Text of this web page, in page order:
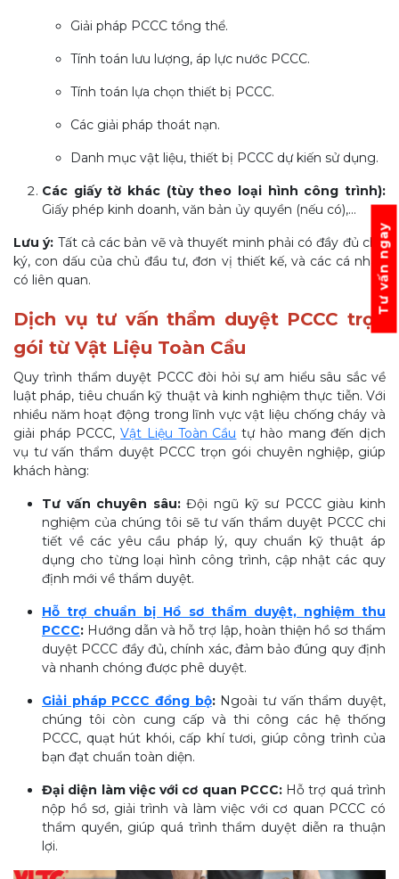
Giải pháp PCCC tổng thể.
Tính toán lưu lượng, áp lực nước PCCC.
Tính toán lựa chọn thiết bị PCCC.
Các giải pháp thoát nạn.
Danh mục vật liệu, thiết bị PCCC dự kiến sử dụng.
Các giấy tờ khác (tùy theo loại hình công trình):
Giấy phép kinh doanh, văn bản ủy quyền (nếu có),...
Lưu ý: Tất cả các bản vẽ và thuyết minh phải có đầy đủ chữ
ký, con dấu của chủ đầu tư, đơn vị thiết kế, và các cá nhân
có liên quan.
Dịch vụ tư vấn thẩm duyệt PCCC trọn
gói từ Vật Liệu Toàn Cầu
Quy trình thẩm duyệt PCCC đòi hỏi sự am hiểu sâu sắc về
luật pháp, tiêu chuẩn kỹ thuật và kinh nghiệm thực tiễn. Với
nhiều năm hoạt động trong lĩnh vực vật liệu chống cháy và
giải pháp PCCC,Vật Liệu Toàn Cầu tự hào mang đến dịch
vụ tư vấn thẩm duyệt PCCC trọn gói chuyên nghiệp, giúp
khách hàng:
Tư vấn chuyên sâu:Đội ngũ kỹ sư PCCC giàu kinh
nghiệm của chúng tôi sẽ tư vấn thẩm duyệt PCCC chi
tiết về các yêu cầu pháp lý, quy chuẩn kỹ thuật áp
dụng cho từng loại hình công trình, cập nhật các quy
định mới về thẩm duyệt.
Hỗ trợ chuẩn bị Hồ sơ thẩm duyệt, nghiệm thu
PCCC: Hướng dẫn và hỗ trợ lập, hoàn thiện hồ sơ thẩm
duyệt PCCC đầy đủ, chính xác, đảm bảo đúng quy định
và nhanh chóng được phê duyệt.
Giải pháp PCCC đồng bộ:Ngoài tư vấn thẩm duyệt,
chúng tôi còn cung cấp và thi công các hệ thống
PCCC, quạt hút khói, cấp khí tươi, giúp công trình của
bạn đạt chuẩn toàn diện.
Đại diện làm việc với cơ quan PCCC:Hỗ trợ quá trình
nộp hồ sơ, giải trình và làm việc với cơ quan PCCC có
thẩm quyền, giúp quá trình thẩm duyệt diễn ra thuận
lợi.
Tư vấn ngay